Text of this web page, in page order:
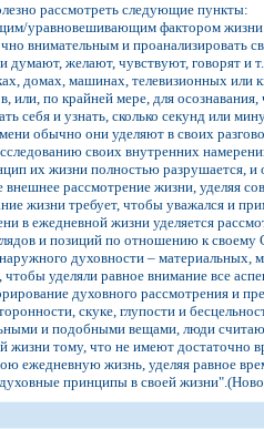
рассмотреть следующие пункты:
уравновешивающим фактором жизни
внимательным и проанализировать
думают, желают, чувствуют, говорят и
домах, машинах, телевизионных или
или, по крайней мере, для осознавания,
себя и узнать, сколько секунд или
обычно они уделяют в своих
своих внутренних
их жизни полностью разрушается, и
рассмотрение жизни, уделяя
жизни требует, чтобы уважался и
в ежедневной жизни уделяется
и позиций по отношению к своему
духовности – материальных,
уделяли равное внимание все
духовного рассмотрения и
скуке, глупости и
и подобными вещами, люди
жизни тому, что не имеют достаточно
ежедневную жизнь, уделяя равное
принципы в своей